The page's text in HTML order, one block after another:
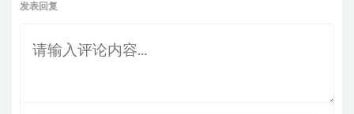
发表回复